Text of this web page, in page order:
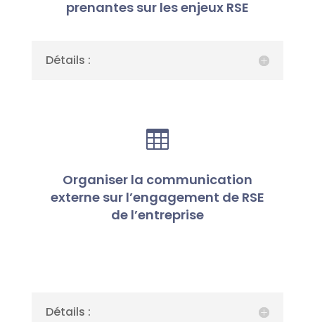
prenantes sur les enjeux RSE
Détails :

Organiser la communication
externe sur l’engagement de RSE
de l’entreprise
Détails :